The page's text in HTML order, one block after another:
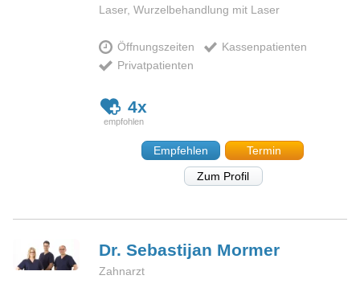
Laser, Wurzelbehandlung mit Laser
Öffnungszeiten
Kassenpatienten
Privatpatienten
4x
Empfehlen
Termin
Zum Profil
Dr. Sebastijan Mormer
Zahnarzt